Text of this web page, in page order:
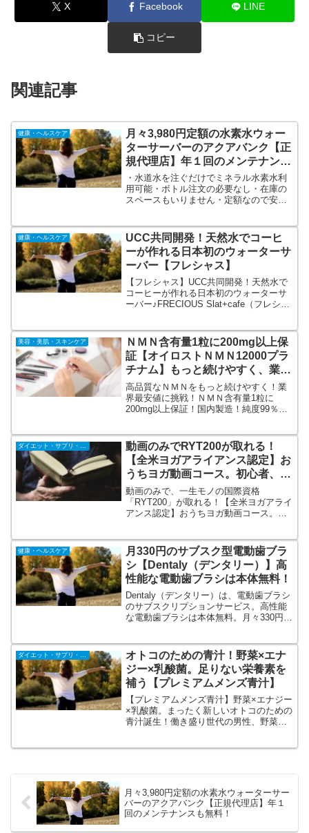
X Facebook LINE
コピー
関連記事
健康・ヘルスケア
月々3,980円定額の水素水ウォー
ターサーバーのアクアバンク【正
規代理店】年１回のメンテナンス
も無料！
・水道水を注ぐだけでミネラル水素水利
用可能・ボトル注文の必要なし・在庫の
スペースもいりません・定額なので安
ノ（株）のエビデンス有り・主婦が選ぶ
ウォーターサーバー第1位
健康・ヘルスケア
UCC共同開発！天然水でコーヒ
ーが作れる日本初のウォーターサ
ーバー【フレシャス】
【フレシャス】UCC共同開発！天然水で
コーヒーが作れる日本初のウォーターサ
ーバー♪FRECIOUS Slat+cafe（フレシャ
ターサーバー。スリムでスタイリッシュ
なデザイン。
美容・美肌・スキンケア
ＮＭＮ含有量1粒に200mg以上保
証【オイロストＮＭＮ12000プラ
チナム】もっと続けやすく、業界
最安値に挑戦！
高品質なＮＭＮをもっと続けやすく！業
界最安値に挑戦！ＮＭＮ含有量1粒に
200mg以上保証！国内製造！純度99％以
健康サプリに興味のある方に。含有量保
証のＮＭＮサプリで、高純度・高含有で
ありながら低価格を実現しました。
ダイエット・サプリ・飲料
動画のみでRYT200が取れる！
【全米ヨガアライアンス認定】お
うちヨガ動画コース。初心者、ヨ
ガ未経験者OK！
動画のみで、一生モノの国際資格
「RYT200」が取れる！【全米ヨガアライ
アンス認定】おうちヨガ動画コース。初
の有効活用→中間試験と卒業試験以外は
全て動画のため、日々はスマホで学習が
可能。
健康・ヘルスケア
月330円のサブスク型電動歯ブラ
シ【Dentaly（デンタリー）】高
性能な電動歯ブラシは本体無料！
Dentaly（デンタリー）は、電動歯ブラシ
のサブスクリプションサービス。高性能
な電動歯ブラシは本体無料。月々330円で
から気軽に始められない、手磨きではす
みずみまでキレイに磨けている気がしな
い、そんな悩みも解決致します。
ダイエット・サプリ・飲料
オトコのための青汁！野菜×エナ
ジー×乳酸菌。足りない栄養素を
補う【プレミアムメンズ青汁】
【プレミアムメンズ青汁】野菜×エナジー
×乳酸菌。まったく新しいオトコのための
青汁誕生！働き盛り世代の男性、野菜不
月々3,980円定額の水素水ウォーターサー
バーのアクアバンク【正規代理店】年１
回のメンテナンスも無料！